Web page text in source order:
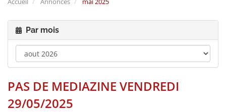
Par mois
PAS DE MEDIAZINE VENDREDI
29/05/2025